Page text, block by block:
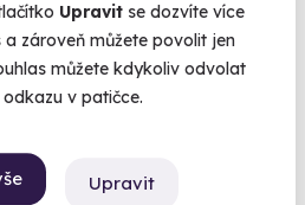
Upravit se dozvíte více
zároveň můžete povolit jen
můžete kdykoliv odvolat
v patičce.
Upravit
s přáteli.